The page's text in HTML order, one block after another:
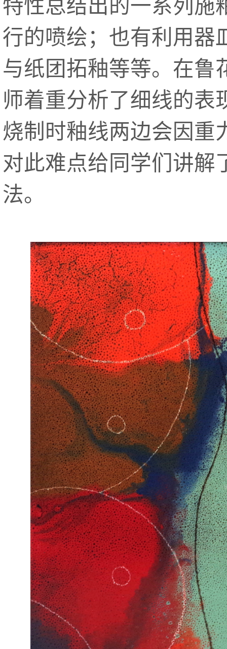
特性总结出的一系列施
行的喷绘；也有利用器
与纸团拓釉等等。在鲁
师着重分析了细线的表
烧制时釉线两边会因重
对此难点给同学们讲解
法。